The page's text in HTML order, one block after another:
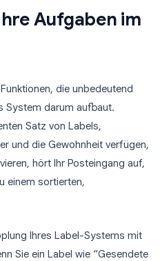
Aufgaben im
die unbedeutend
System darum aufbaut.
Satz von Labels,
und die Gewohnheit verfügen,
hört Ihr Posteingang auf,
einem sortierten,
Ihres Label-Systems mit
Sie ein Label wie “Gesendete